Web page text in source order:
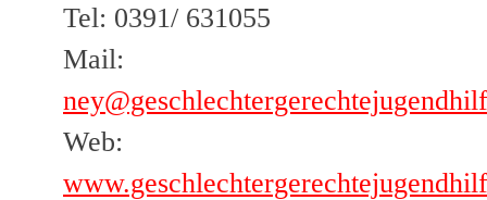
Tel: 0391/ 631055
Mail:
Web: